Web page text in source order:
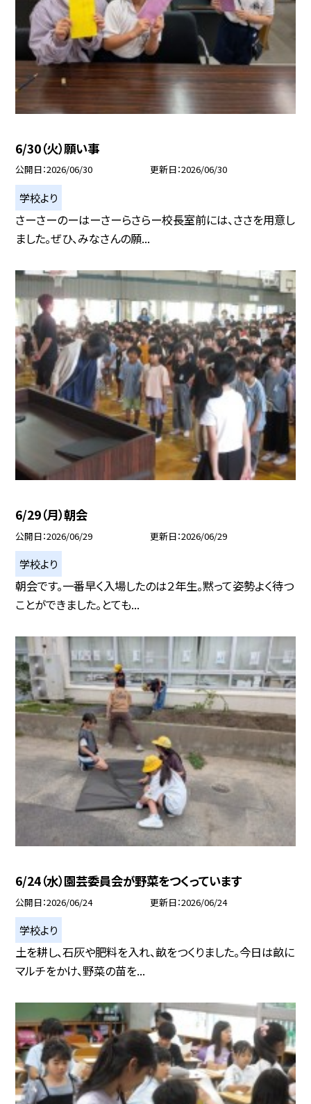
6/30（火）願い事
公開日 2026/06/30 更新日 2026/06/30
学校より
さーさーのーはーさーらさらー校長室前には、ささを用意し
ました。ぜひ、みなさんの願...
6/29（月）朝会
公開日 2026/06/29 更新日 2026/06/29
学校より
朝会です。一番早く入場したのは２年生。黙って姿勢よく待つ
ことができました。とても...
6/24（水）園芸委員会が野菜をつくっています
公開日 2026/06/24 更新日 2026/06/24
学校より
土を耕し、石灰や肥料を入れ、畝をつくりました。今日は畝に
マルチをかけ、野菜の苗を...